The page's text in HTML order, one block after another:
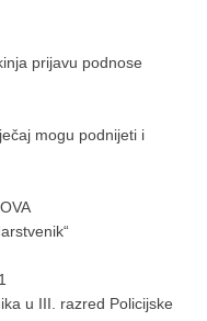
prijavu podnose
mogu podnijeti i
u III. razred Policijske